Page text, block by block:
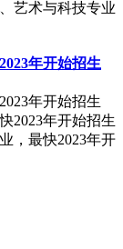
艺术与科技专业
年开始招生
年开始招生
，最快2023年开